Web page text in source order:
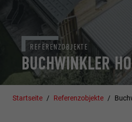
BUCHWINKLER
REFERENZOBJEKTE
Startseite Referenzobjekte